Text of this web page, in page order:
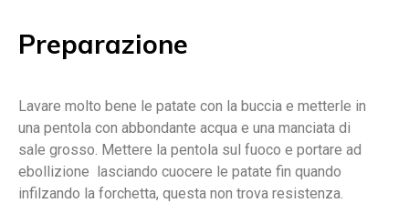
Preparazione
Lavare molto bene le patate con la buccia e metterle in
una pentola con abbondante acqua e una manciata di
sale grosso. Mettere la pentola sul fuoco e portare ad
ebollizione lasciando cuocere le patate fin quando
infilzando la forchetta, questa non trova resistenza.